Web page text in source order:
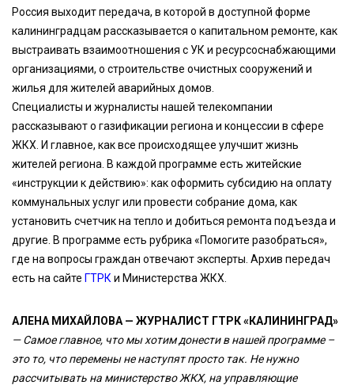
Россия выходит передача, в которой в доступной форме
калининградцам рассказывается о капитальном ремонте, как
выстраивать взаимоотношения с УК и ресурсоснабжающими
организациями, о строительстве очистных сооружений и
жилья для жителей аварийных домов.
Специалисты и журналисты нашей телекомпании
рассказывают о газификации региона и концессии в сфере
ЖКХ. И главное, как все происходящее улучшит жизнь
жителей региона. В каждой программе есть житейские
«инструкции к действию»: как оформить субсидию на оплату
коммунальных услуг или провести собрание дома, как
установить счетчик на тепло и добиться ремонта подъезда и
другие. В программе есть рубрика «Помогите разобраться»,
где на вопросы граждан отвечают эксперты. Архив передач
есть на сайте ГТРК и Министерства ЖКХ.
АЛЕНА МИХАЙЛОВА — ЖУРНАЛИСТ ГТРК «КАЛИНИНГРАД»
— Самое главное, что мы хотим донести в нашей программе –
это то, что перемены не наступят просто так. Не нужно
рассчитывать на министерство ЖКХ, на управляющие